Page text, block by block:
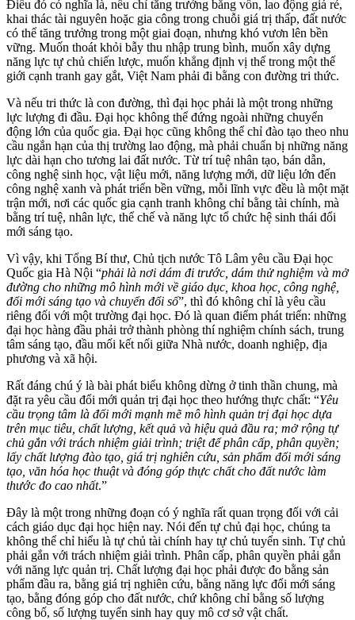
Điều đó có nghĩa là, nếu chỉ tăng trưởng bằng vốn, lao động giá rẻ,
khai thác tài nguyên hoặc gia công trong chuỗi giá trị thấp, đất nước
có thể tăng trưởng trong một giai đoạn, nhưng khó vươn lên bền
vững. Muốn thoát khỏi bẫy thu nhập trung bình, muốn xây dựng
năng lực tự chủ chiến lược, muốn khẳng định vị thế trong một thế
giới cạnh tranh gay gắt, Việt Nam phải đi bằng con đường tri thức.
Và nếu tri thức là con đường, thì đại học phải là một trong những
lực lượng đi đầu. Đại học không thể đứng ngoài những chuyển
động lớn của quốc gia. Đại học cũng không thể chỉ đào tạo theo nhu
cầu ngắn hạn của thị trường lao động, mà phải chuẩn bị những năng
lực dài hạn cho tương lai đất nước. Từ trí tuệ nhân tạo, bán dẫn,
công nghệ sinh học, vật liệu mới, năng lượng mới, dữ liệu lớn đến
công nghệ xanh và phát triển bền vững, mỗi lĩnh vực đều là một mặt
trận mới, nơi các quốc gia cạnh tranh không chỉ bằng tài chính, mà
bằng trí tuệ, nhân lực, thể chế và năng lực tổ chức hệ sinh thái đổi
mới sáng tạo.
Vì vậy, khi Tổng Bí thư, Chủ tịch nước Tô Lâm yêu cầu Đại học
Quốc gia Hà Nội “phải là nơi dám đi trước, dám thử nghiệm và mở
đường cho những mô hình mới về giáo dục, khoa học, công nghệ,
đổi mới sáng tạo và chuyển đổi số”, thì đó không chỉ là yêu cầu
riêng đối với một trường đại học. Đó là quan điểm phát triển: những
đại học hàng đầu phải trở thành phòng thí nghiệm chính sách, trung
tâm sáng tạo, đầu mối kết nối giữa Nhà nước, doanh nghiệp, địa
phương và xã hội.
Rất đáng chú ý là bài phát biểu không dừng ở tinh thần chung, mà
đặt ra yêu cầu đổi mới quản trị đại học theo hướng thực chất: “Yêu
cầu trọng tâm là đổi mới mạnh mẽ mô hình quản trị đại học dựa
trên mục tiêu, chất lượng, kết quả và hiệu quả đầu ra; mở rộng tự
chủ gắn với trách nhiệm giải trình; triệt để phân cấp, phân quyền;
lấy chất lượng đào tạo, giá trị nghiên cứu, sản phẩm đổi mới sáng
tạo, văn hóa học thuật và đóng góp thực chất cho đất nước làm
thước đo cao nhất.”
Đây là một trong những đoạn có ý nghĩa rất quan trọng đối với cải
cách giáo dục đại học hiện nay. Nói đến tự chủ đại học, chúng ta
không thể chỉ hiểu là tự chủ tài chính hay tự chủ tuyển sinh. Tự chủ
phải gắn với trách nhiệm giải trình. Phân cấp, phân quyền phải gắn
với năng lực quản trị. Chất lượng đại học phải được đo bằng sản
phẩm đầu ra, bằng giá trị nghiên cứu, bằng năng lực đổi mới sáng
tạo, bằng đóng góp cho đất nước, chứ không chỉ bằng số lượng
công bố, số lượng tuyển sinh hay quy mô cơ sở vật chất.